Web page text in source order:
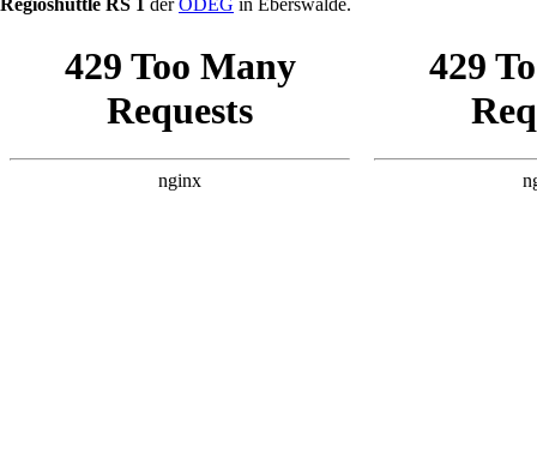
Regioshuttle RS 1 derODEG in Eberswalde.